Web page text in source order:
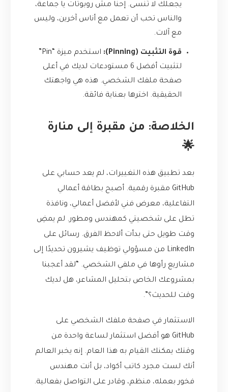
يجعلك لا تُنسى. إحنا مش روبوتات يا جماعة،
والناس تحب أن تعمل مع أناس آخرين، وليس
مع آلات.
قوة التثبيت (Pinning):
استخدم ميزة “Pin”
لتثبيت أفضل 6 مستودعات لديك في أعلى
صفحة ملفك الشخصي. هذه هي واجهتك
الحقيقية. اخترها بعناية فائقة.
الخلاصة: من مقبرة إلى منارة
🌟
بعد تطبيق هذه التغييرات، لم يعد حسابي على
GitHub مقبرة رقمية. أصبح بطاقة أعمالي
التفاعلية، معرض فني لأفضل أعمالي، ونافذة
تطل على شخصيتي كمهندس ومطور. لم يمضِ
وقت طويل حتى بدأت ألاحظ الفرق. رسائل على
LinkedIn من مسؤولي توظيف يشيرون تحديدًا إلى
مشاريع رأوها في ملفي الشخصي. “لقد أعجبنا
بمشروعك الخاص بتحليل المشاعر، هل لديك
وقت للحديث؟”.
الاستثمار في صفحة ملفك الشخصي على
GitHub هو أفضل استثمار لساعة واحدة من
وقتك يمكنك القيام به هذا العام. إنه يخبر العالم
أنك لست مجرد كاتب أكواد، بل أنت مهندس
فخور بعمله، منظم، وقادر على التواصل بفعالية.